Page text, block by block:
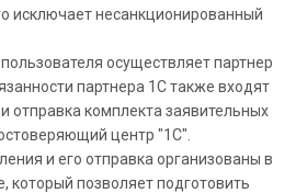
исключает несанкционированный
осуществляет партнер
партнера 1С также входят
отправка комплекта заявительных
центр "1С".
и его отправка организованы в
который позволяет подготовить